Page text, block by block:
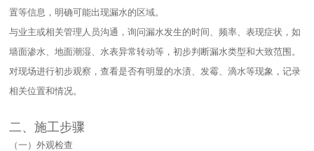
置等信息，明确可能出现漏水的区域。​
与业主或相关管理人员沟通，询问漏水发生的时间、频率、表现症状，如
墙面渗水、地面潮湿、水表异常转动等，初步判断漏水类型和大致范围。​
对现场进行初步观察，查看是否有明显的水渍、发霉、滴水等现象，记录
相关位置和情况。​
二、施工步骤​
（一）外观检查​